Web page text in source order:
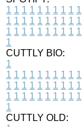
1 1 1 1 1 1 1 1 1 1
1 1 1 1 1 1 1 1 1 1
1 1 1 1 1 1 1 1 1 1
1
CUTTLY BIO:
1
1 1 1 1 1 1 1 1 1 1
1 1 1 1 1 1 1 1 1 1
1 1 1 1 1 1 1 1 1 1
1
CUTTLY OLD: